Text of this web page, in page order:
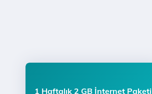
1 Haftalık 2 GB İnternet Paketi